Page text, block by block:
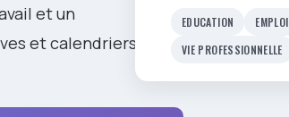
et un
et calendriers,
EDUCATION EMPLOI
VIE PROFESSIONNELLE